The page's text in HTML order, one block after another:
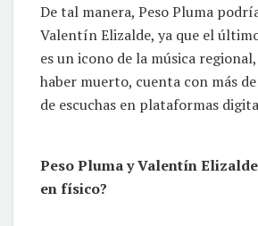
De tal manera, Peso Pluma
Valentín Elizalde, ya que el
es un icono de la música
haber muerto, cuenta con más
de escuchas en plataformas
Peso Pluma y Valentín
en físico?